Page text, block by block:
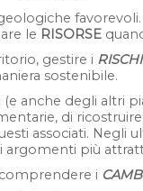
le RISORSE
gestire i RISCHI
sostenibile.
anche degli altri
di
associati. Negli
più
i